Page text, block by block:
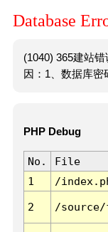
Database
(1040) 365建站
因：1、数据库密
PHP Debug
No. File
1
/
2 /